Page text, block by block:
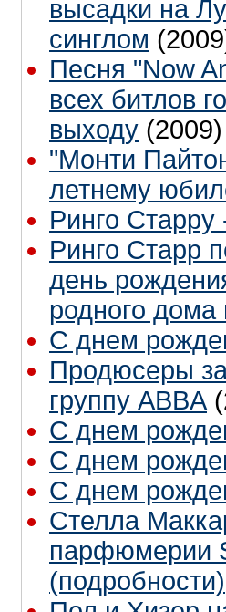
высадки на
синглом
Песня "Now
всех битлов
выходу (2009)
"Монти
летнему
Ринго Старру
Ринго Старр
день
родного дома
С днем
Продюсеры
группу ABBA
С днем
С днем
С днем
Стелла
парфюмерии
(подробности)